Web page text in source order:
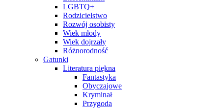
LGBTQ+
Rodzicielstwo
Rozwój osobisty
Wiek młody
Wiek dojrzały
Różnorodność
Gatunki
Literatura piękna
Fantastyka
Obyczajowe
Kryminał
Przygoda